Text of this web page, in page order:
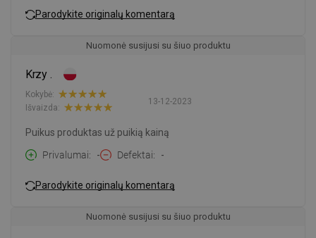
Parodykite originalų komentarą
Nuomonė susijusi su šiuo produktu
Krzy .
13-12-2023
Kokybė:
Išvaizda:
Puikus produktas už puikią kainą
Privalumai
- Defektai -
Parodykite originalų komentarą
Nuomonė susijusi su šiuo produktu